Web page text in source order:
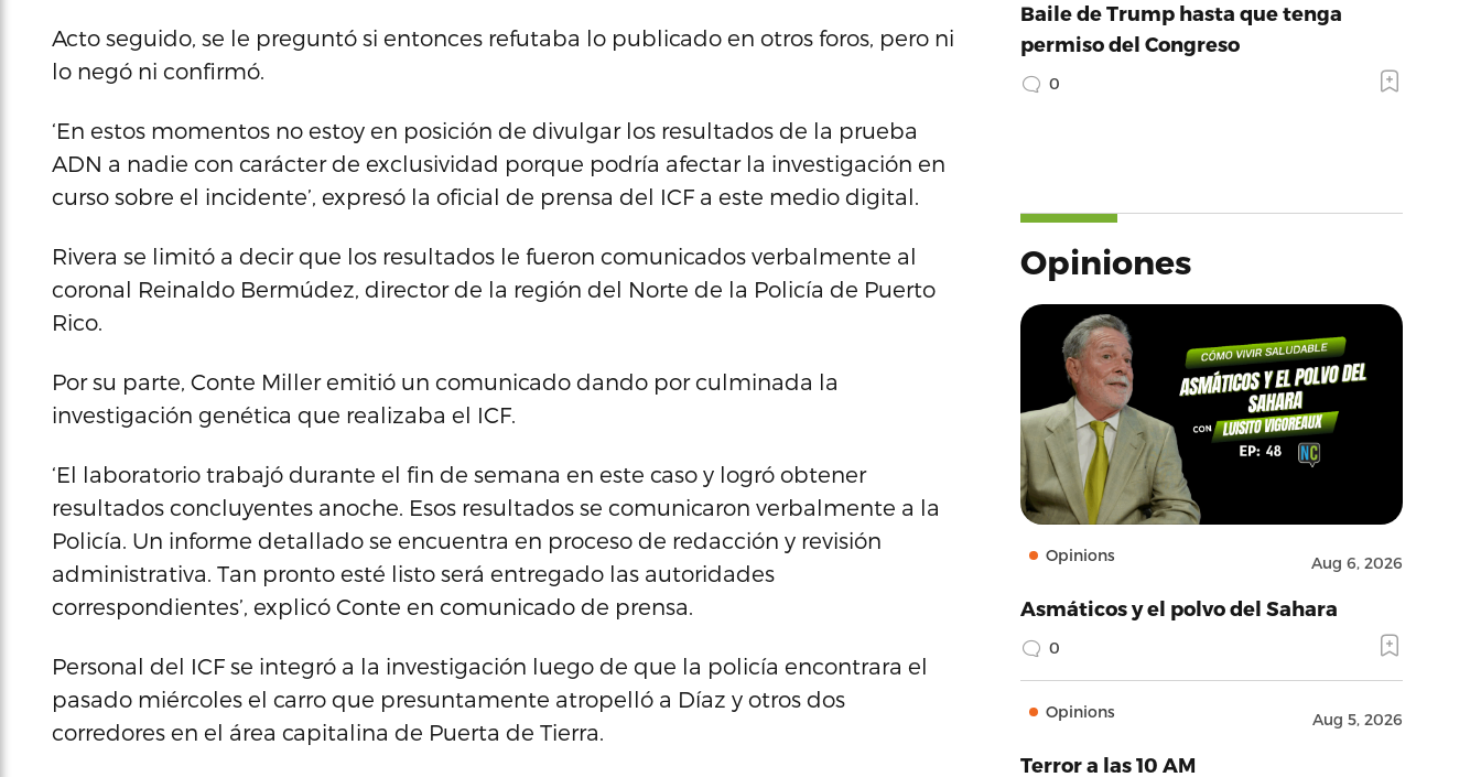
Acto seguido, se le preguntó si entonces refutaba lo publicado en otros foros, pero ni
lo negó ni confirmó.
‘En estos momentos no estoy en posición de divulgar los resultados de la prueba
ADN a nadie con carácter de exclusividad porque podría afectar la investigación en
curso sobre el incidente’, expresó la oficial de prensa del ICF a este medio digital.
Rivera se limitó a decir que los resultados le fueron comunicados verbalmente al
coronal Reinaldo Bermúdez, director de la región del Norte de la Policía de Puerto
Rico.
Por su parte, Conte Miller emitió un comunicado dando por culminada la
investigación genética que realizaba el ICF.
‘El laboratorio trabajó durante el fin de semana en este caso y logró obtener
resultados concluyentes anoche. Esos resultados se comunicaron verbalmente a la
Policía. Un informe detallado se encuentra en proceso de redacción y revisión
administrativa. Tan pronto esté listo será entregado las autoridades
correspondientes’, explicó Conte en comunicado de prensa.
Personal del ICF se integró a la investigación luego de que la policía encontrara el
pasado miércoles el carro que presuntamente atropelló a Díaz y otros dos
corredores en el área capitalina de Puerta de Tierra.
Baile de Trump hasta que tenga
permiso del Congreso
0
Opiniones
Opinions Aug 6, 2026
Asmáticos y el polvo del Sahara
0
Opinions Aug 5, 2026
Terror a las 10 AM